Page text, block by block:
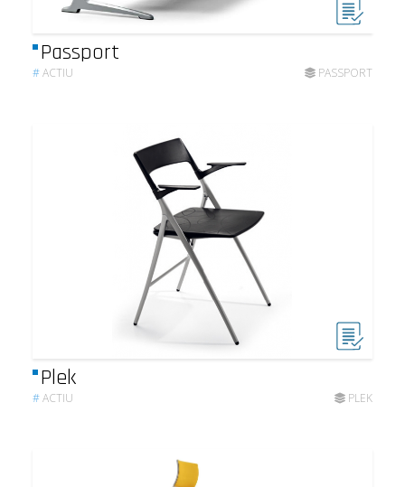
Passport
#ACTIU PASSPORT
Plek
#ACTIU PLEK